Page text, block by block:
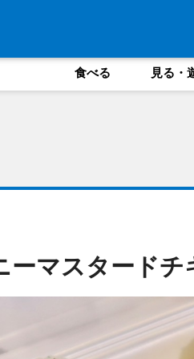
食べる 見る・
ーマスタード